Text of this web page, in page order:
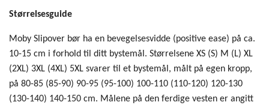
Størrelsesguide
Moby Slipover bør ha en bevegelsesvidde (positive ease) på ca.
10-15 cm i forhold til ditt bystemål. Størrelsene XS (S) M (L) XL
(2XL) 3XL (4XL) 5XL svarer til et bystemål, målt på egen kropp,
på 80-85 (85-90) 90-95 (95-100) 100-110 (110-120) 120-130
(130-140) 140-150 cm. Målene på den ferdige vesten er angitt